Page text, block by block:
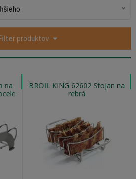
produktov
na
BROIL KING 62602 Stojan na
rebrá